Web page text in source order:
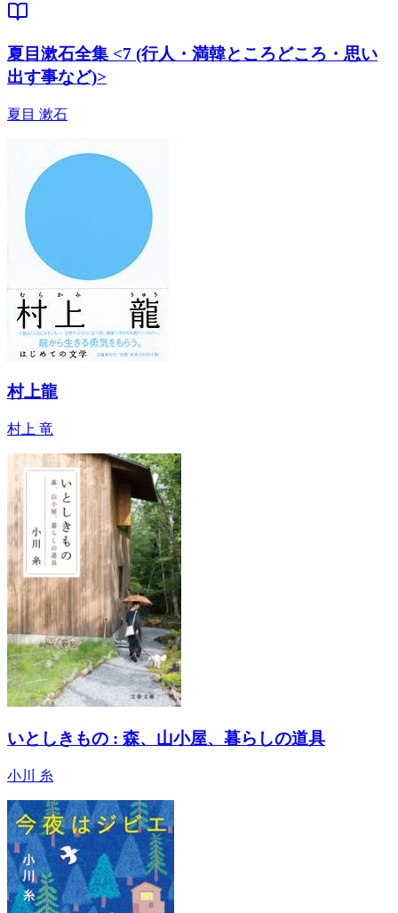
夏目漱石全集 <7 (行人・満韓ところどころ・思い
出す事など)>
夏目 漱石
村上龍
村上 竜
いとしきもの : 森、山小屋、暮らしの道具
小川 糸